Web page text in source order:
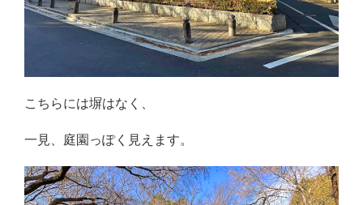
こちらには塀はなく、
一見、庭園っぽく見えます。